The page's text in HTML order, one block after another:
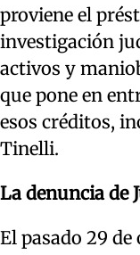
proviene el
investigación
activos y
que pone en
esos créditos,
Tinelli.
La denuncia de
El pasado 29